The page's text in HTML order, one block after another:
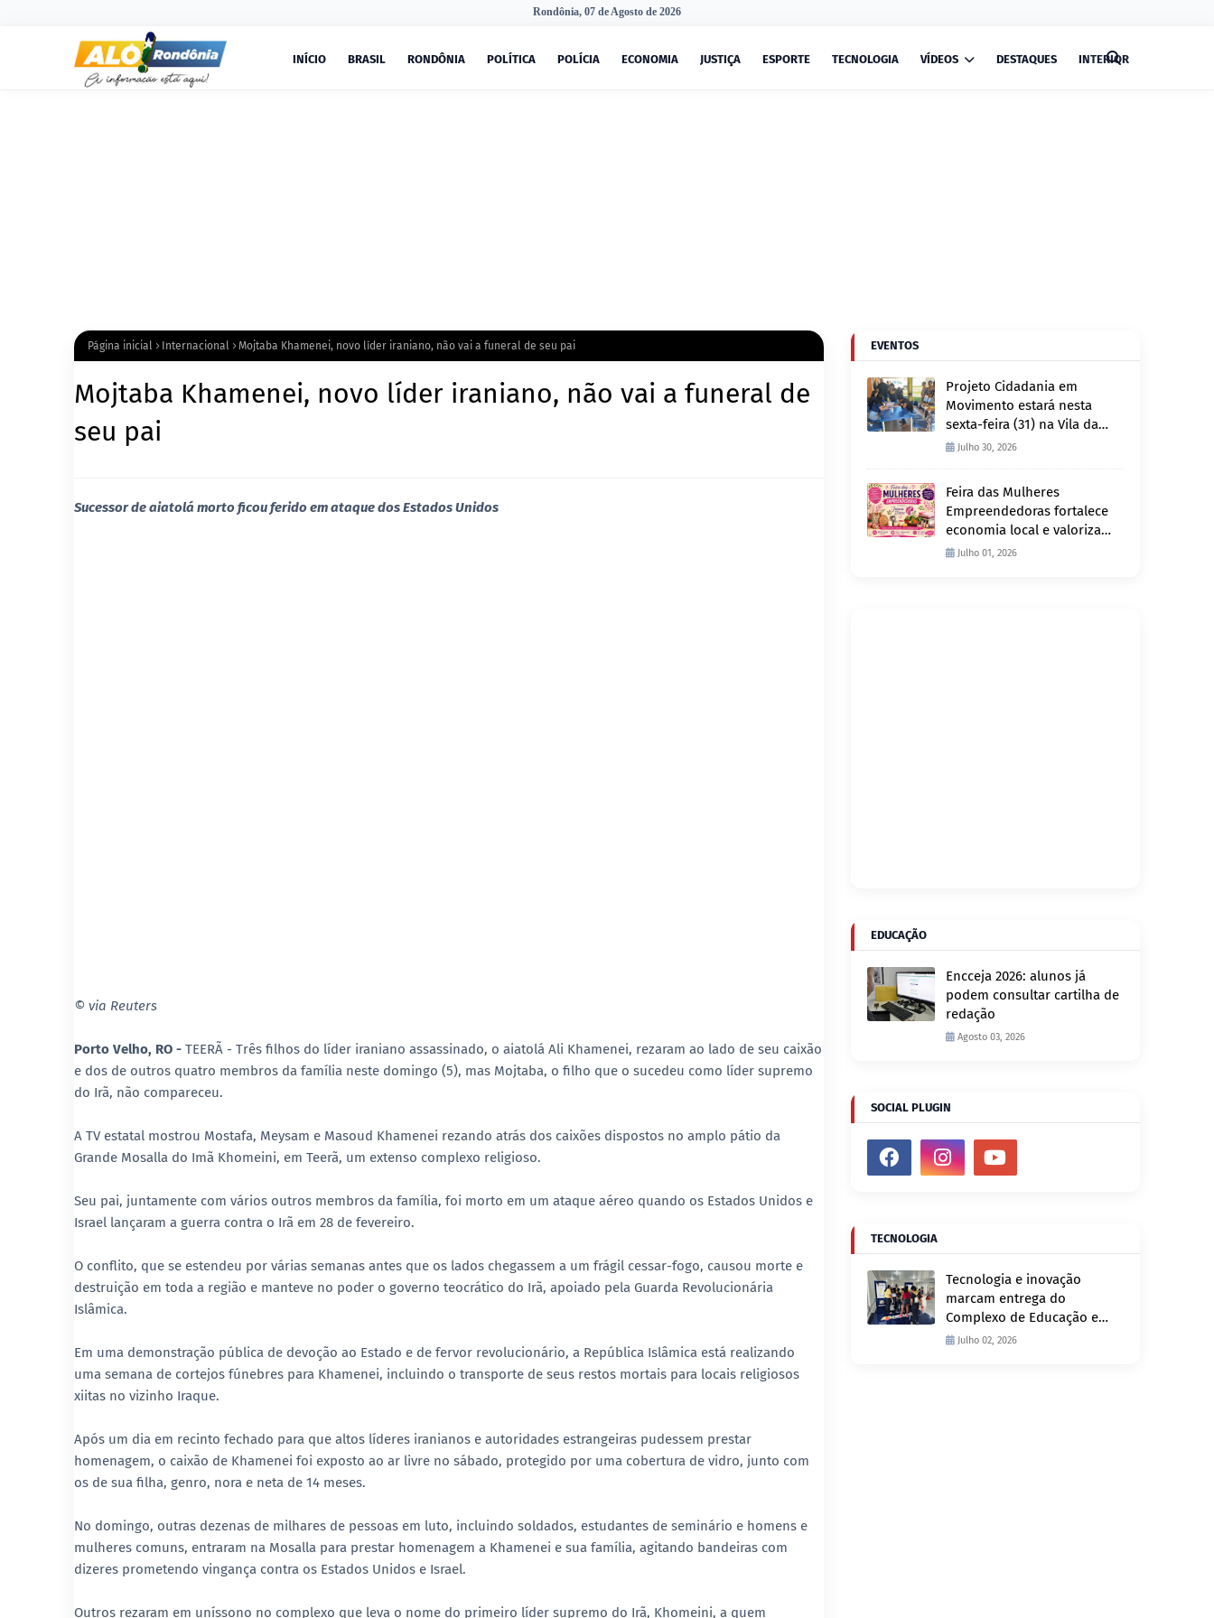
Rondônia, 07 de Agosto de 2026
INÍCIO BRASIL RONDÔNIA POLÍTICA POLÍCIA ECONOMIA JUSTIÇA ESPORTE TECNOLOGIA VÍDEOS DESTAQUES INTERIOR
Página inicial Internacional Mojtaba Khamenei, novo líder iraniano, não vai a funeral de seu pai
Mojtaba Khamenei, novo líder iraniano, não vai a funeral de
seu pai
Sucessor de aiatolá morto ficou ferido em ataque dos Estados Unidos
© via Reuters
Porto Velho, RO - TEERÃ - Três filhos do líder iraniano assassinado, o aiatolá Ali Khamenei, rezaram ao lado de seu caixão
e dos de outros quatro membros da família neste domingo (5), mas Mojtaba, o filho que o sucedeu como líder supremo
do Irã, não compareceu.
A TV estatal mostrou Mostafa, Meysam e Masoud Khamenei rezando atrás dos caixões dispostos no amplo pátio da
Grande Mosalla do Imã Khomeini, em Teerã, um extenso complexo religioso.
Seu pai, juntamente com vários outros membros da família, foi morto em um ataque aéreo quando os Estados Unidos e
Israel lançaram a guerra contra o Irã em 28 de fevereiro.
O conflito, que se estendeu por várias semanas antes que os lados chegassem a um frágil cessar-fogo, causou morte e
destruição em toda a região e manteve no poder o governo teocrático do Irã, apoiado pela Guarda Revolucionária
Islâmica.
Em uma demonstração pública de devoção ao Estado e de fervor revolucionário, a República Islâmica está realizando
uma semana de cortejos fúnebres para Khamenei, incluindo o transporte de seus restos mortais para locais religiosos
xiitas no vizinho Iraque.
Após um dia em recinto fechado para que altos líderes iranianos e autoridades estrangeiras pudessem prestar
homenagem, o caixão de Khamenei foi exposto ao ar livre no sábado, protegido por uma cobertura de vidro, junto com
os de sua filha, genro, nora e neta de 14 meses.
No domingo, outras dezenas de milhares de pessoas em luto, incluindo soldados, estudantes de seminário e homens e
mulheres comuns, entraram na Mosalla para prestar homenagem a Khamenei e sua família, agitando bandeiras com
dizeres prometendo vingança contra os Estados Unidos e Israel.
Outros rezaram em uníssono no complexo que leva o nome do primeiro líder supremo do Irã, Khomeini, a quem
EVENTOS
Projeto Cidadania em
Movimento estará nesta
sexta-feira (31) na Vila da
Penha e sábado (1º) em
Julho 30, 2026
Feira das Mulheres
Empreendedoras fortalece
economia local e valoriza
produção feminina no
Julho 01, 2026
EDUCAÇÃO
Encceja 2026: alunos já
podem consultar cartilha de
redação
Agosto 03, 2026
SOCIAL PLUGIN
TECNOLOGIA
Tecnologia e inovação
marcam entrega do
Complexo de Educação e
Fiscalização de Trânsito
Julho 02, 2026